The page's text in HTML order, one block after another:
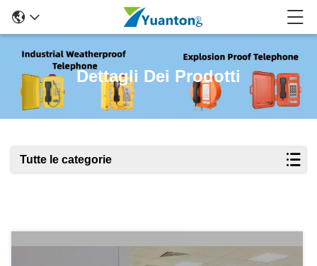
Dettagli Dei Prodotti
Tutte le categorie